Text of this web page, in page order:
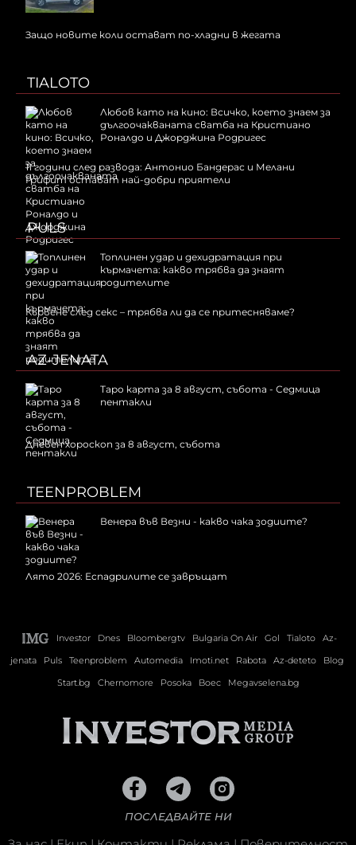
Защо новите коли остават по-хладни в жегата
TIALOTO
Любов като на кино: Всичко, което знаем за
дългоочакваната сватба на Кристиано
Роналдо и Джорджина Родригес
11 години след развода: Антонио Бандерас и Мелани
Грифит остават най-добри приятели
PULS
Топлинен удар и дехидратация при
кърмачета: какво трябва да знаят
родителите
Кървене след секс – трябва ли да се притесняваме?
AZ-JENATA
Таро карта за 8 август, събота - Седмица
пентакли
Дневен хороскоп за 8 август, събота
TEENPROBLEM
Венера във Везни - какво чака зодиите?
Лято 2026: Еспадрилите се завръщат
Investor Dnes Bloombergtv Bulgaria On Air Gol Tialoto
Az-
jenata
Puls Teenproblem Automedia Imoti.net Rabota Az-deteto
Blog
Start.bg
Chernomore Posoka Boec Megavselena.bg
ПОСЛЕДВАЙТЕ НИ